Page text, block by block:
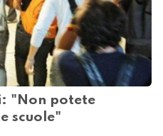
"Non potete
scuole"